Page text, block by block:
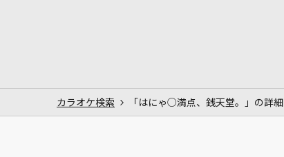
カラオケ検索 「はにゃ○満点、銭天堂。」の詳細